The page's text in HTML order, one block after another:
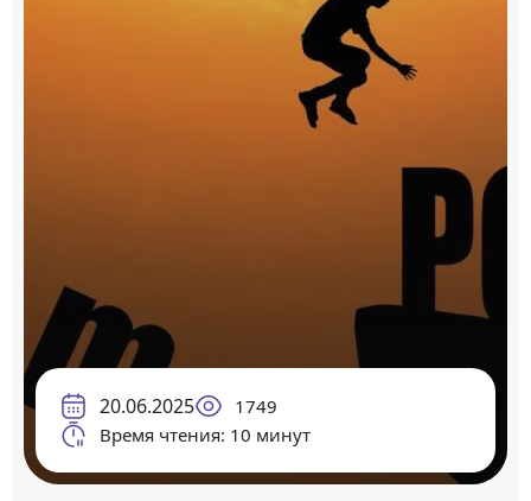
20.06.2025
1749
Время чтения: 10 минут